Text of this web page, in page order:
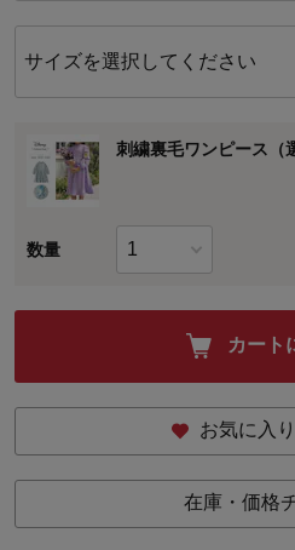
サイズを選択してください
刺繍裏毛ワンピース（
数量
カート
お気に入
在庫・価格